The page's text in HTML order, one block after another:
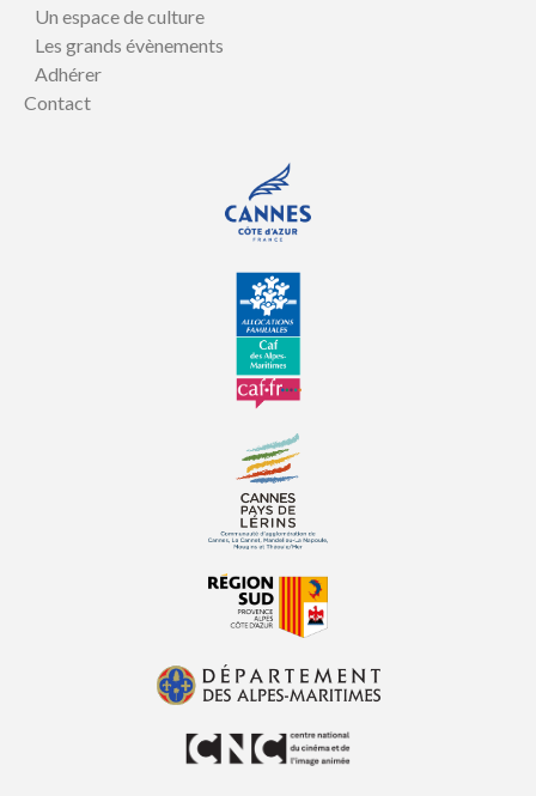
Un espace de culture
Les grands évènements
Adhérer
Contact